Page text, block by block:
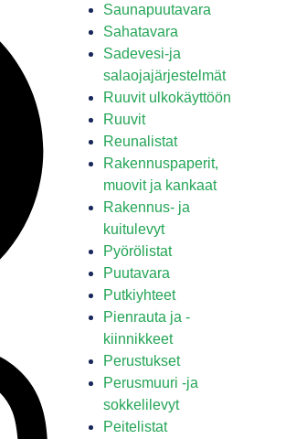
Saunapuutavara
Sahatavara
Sadevesi-ja
salaojajärjestelmät
Ruuvit ulkokäyttöön
Ruuvit
Reunalistat
Rakennuspaperit,
muovit ja kankaat
Rakennus- ja
kuitulevyt
Pyörölistat
Puutavara
Putkiyhteet
Pienrauta ja -
kiinnikkeet
Perustukset
Perusmuuri -ja
sokkelilevyt
Peitelistat